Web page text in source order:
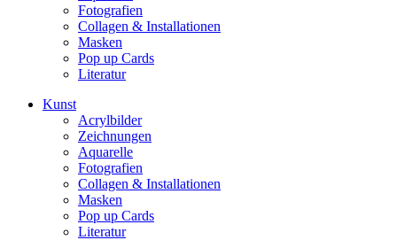
Fotografien
Collagen & Installationen
Masken
Pop up Cards
Literatur
Kunst
Acrylbilder
Zeichnungen
Aquarelle
Fotografien
Collagen & Installationen
Masken
Pop up Cards
Literatur